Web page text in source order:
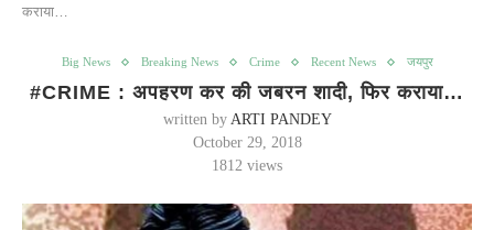
कराया…
Big News Breaking News Crime Recent News जयपुर
#CRIME : अपहरण कर की जबरन शादी, फिर कराया…
written by ARTI PANDEY
October 29, 2018
1812 views